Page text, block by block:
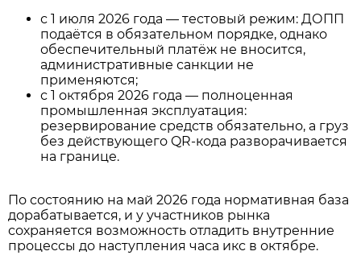
с 1 июля 2026 года — тестовый режим: ДОПП
подаётся в обязательном порядке, однако
обеспечительный платёж не вносится,
административные санкции не
применяются;
с 1 октября 2026 года — полноценная
промышленная эксплуатация:
резервирование средств обязательно, а груз
без действующего QR-кода разворачивается
на границе.
По состоянию на май 2026 года нормативная база
дорабатывается, и у участников рынка
сохраняется возможность отладить внутренние
процессы до наступления часа икс в октябре.